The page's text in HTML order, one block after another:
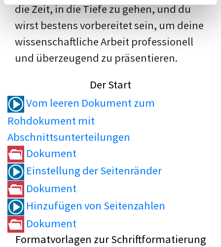
die Zeit, in die Tiefe zu gehen, und du
wirst bestens vorbereitet sein, um deine
wissenschaftliche Arbeit professionell
und überzeugend zu präsentieren.
Der Start
Vom leeren Dokument zum
Rohdokument mit
Abschnittsunterteilungen
Dokument
Einstellung der Seitenränder
Dokument
Hinzufügen von Seitenzahlen
Dokument
Formatvorlagen zur Schriftformatierung